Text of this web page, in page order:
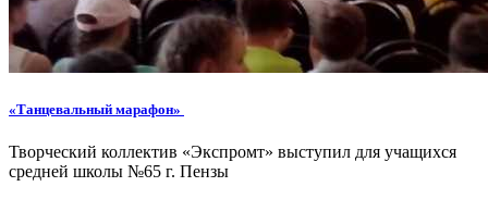
«Танцевальный марафон»
Творческий коллектив «Экспромт» выступил для учащихся
средней школы №65 г. Пензы